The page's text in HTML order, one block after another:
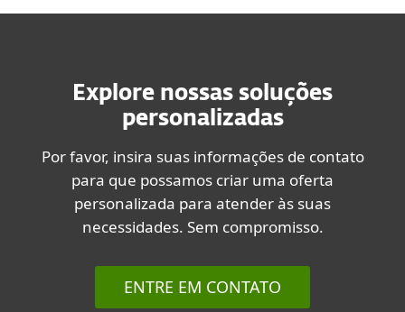
Explore nossas soluções
personalizadas
Por favor, insira suas informações de contato
para que possamos criar uma oferta
personalizada para atender às suas
necessidades. Sem compromisso.
ENTRE EM CONTATO